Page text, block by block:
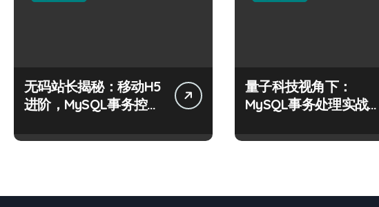
无码站长揭秘：移动H5
进阶，MySQL事务控制
量子科技视角下：
MySQL事务处理实战精